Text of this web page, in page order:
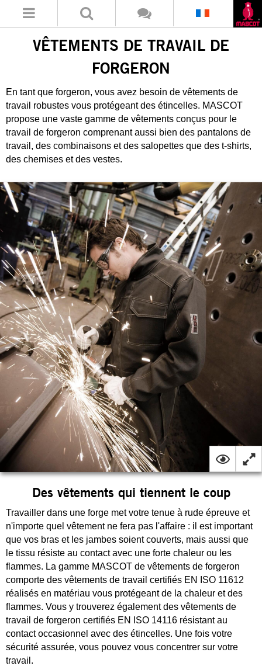
VÊTEMENTS DE TRAVAIL DE
FORGERON
En tant que forgeron, vous avez besoin de vêtements de
travail robustes vous protégeant des étincelles. MASCOT
propose une vaste gamme de vêtements conçus pour le
travail de forgeron comprenant aussi bien des pantalons de
travail, des combinaisons et des salopettes que des t-shirts,
des chemises et des vestes.
Des vêtements qui tiennent le coup
Travailler dans une forge met votre tenue à rude épreuve et
n'importe quel vêtement ne fera pas l'affaire : il est important
que vos bras et les jambes soient couverts, mais aussi que
le tissu résiste au contact avec une forte chaleur ou les
flammes. La gamme MASCOT de vêtements de forgeron
comporte des vêtements de travail certifiés EN ISO 11612
réalisés en matériau vous protégeant de la chaleur et des
flammes. Vous y trouverez également des vêtements de
travail de forgeron certifiés EN ISO 14116 résistant au
contact occasionnel avec des étincelles. Une fois votre
sécurité assurée, vous pouvez vous concentrer sur votre
travail.